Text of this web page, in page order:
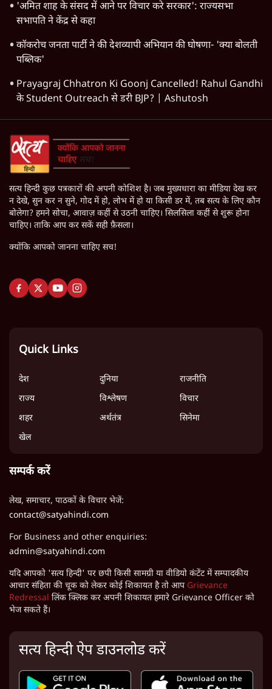
'अमित शाह के संसद में आने पर विचार करे सरकार': राज्यसभा
सभापति ने केंद्र से कहा
कॉकरोच जनता पार्टी ने की देशव्यापी अभियान की घोषणा- 'क्या बोलती
पब्लिक'
Prayagraj Chhatron Ki Goonj Cancelled! Rahul Gandhi
के Student Outreach से डरी BJP? | Ashutosh
सत्य हिन्दी कुछ पत्रकारों की अपनी कोशिश है। जब मुख्यधारा का मीडिया देख कर
न देखे, सुन कर न सुने, गोद में हो, लोभ में हो या किसी डर में, तब सत्य के लिए कौन
बोलेगा? हमने सोचा, आवाज़ कहीं से उठनी चाहिए। सिलसिला कहीं से शुरू होना
चाहिए। ताकि आप कर सकें सही फ़ैसला।
क्योंकि आपको जानना चाहिए सच!
Quick Links
देश दुनिया
राजनीति
राज्य
विश्लेषण
विचार
शहर
अर्थतंत्र
सिनेमा
खेल
सम्पर्क करें
लेख, समाचार, पाठकों के विचार भेजें:
contact@satyahindi.com
For Business and other enquiries:
admin@satyahindi.com
यदि आपको 'सत्य हिन्दी' पर छपी किसी सामग्री या वीडियो कंटेंट में सम्पादकीय
आचार संहिता की चूक को लेकर कोई शिकायत है तो आप Grievance
Redressal लिंक क्लिक कर अपनी शिकायत हमारे Grievance Officer को
भेज सकते हैं।
सत्य हिन्दी ऐप डाउनलोड करें